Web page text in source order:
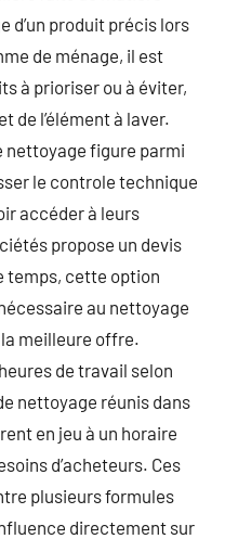
d’un produit précis lors
de ménage, il est
à prioriser ou à éviter,
de l’élément à laver.
nettoyage figure parmi
le controle technique
accéder à leurs
propose un devis
temps, cette option
au nettoyage
meilleure offre.
de travail selon
nettoyage réunis dans
en jeu à un horaire
d’acheteurs. Ces
plusieurs formules
directement sur